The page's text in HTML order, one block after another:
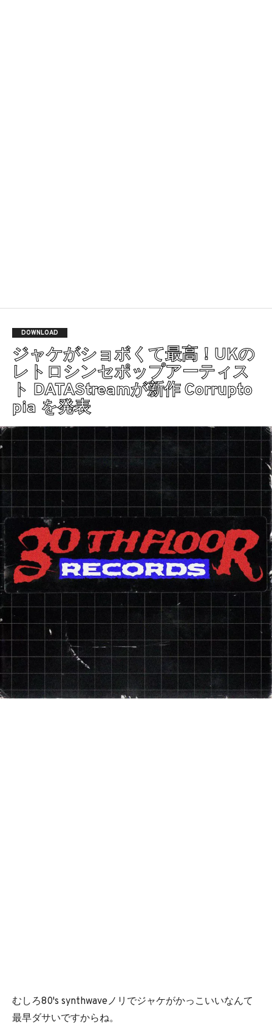
DOWNLOAD
ジャケがショボくて最高！UKの
レトロシンセポップアーティス
ト DATAStreamが新作 Corrupto
pia を発表
むしろ80's synthwaveノリでジャケがかっこいいなんて
最早ダサいですからね。